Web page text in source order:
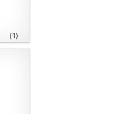
(1)